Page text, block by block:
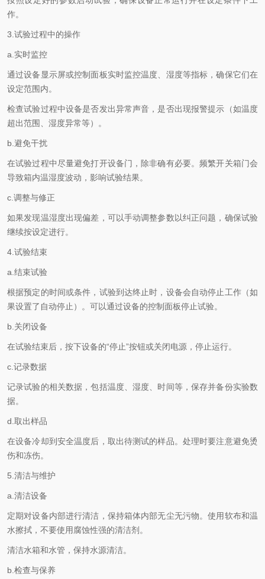
作。
3.试验过程中的操作
a.实时监控
通过设备显示屏或控制面板实时监控温度、湿度等指标，确保它们在
设定范围内。
检查试验过程中设备是否发出异常声音，是否出现报警提示（如温度
超出范围、湿度异常等）。
b.避免干扰
在试验过程中尽量避免打开设备门，除非确有必要。频繁开关箱门会
导致箱内温湿度波动，影响试验结果。
c.调整与修正
如果发现温湿度出现偏差，可以手动调整参数以纠正问题，确保试验
继续按设定进行。
4.试验结束
a.结束试验
根据预定的时间或条件，试验到达终止时，设备会自动停止工作（如
果设置了自动停止）。可以通过设备的控制面板停止试验。
b.关闭设备
在试验结束后，按下设备的“停止”按钮或关闭电源，停止运行。
c.记录数据
记录试验的相关数据，包括温度、湿度、时间等，保存并备份实验数
据。
d.取出样品
在设备冷却到安全温度后，取出待测试的样品。处理时要注意避免烫
伤和冻伤。
5.清洁与维护
a.清洁设备
定期对设备内部进行清洁，保持箱体内部无尘无污物。使用软布和温
水擦拭，不要使用腐蚀性强的清洁剂。
清洁水箱和水管，保持水源清洁。
b.检查与保养